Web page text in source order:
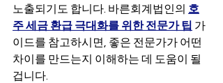
노출되기도 합니다. 바른회계법인의 호
주 세금 환급 극대화를 위한 전문가 팁 가
이드를 참고하시면, 좋은 전문가가 어떤
차이를 만드는지 이해하는 데 도움이 될
겁니다.